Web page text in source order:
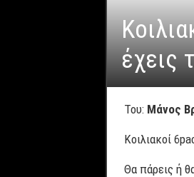
έχεις
Του: Μάνος
Κοιλιακοί
Θα πάρεις ή